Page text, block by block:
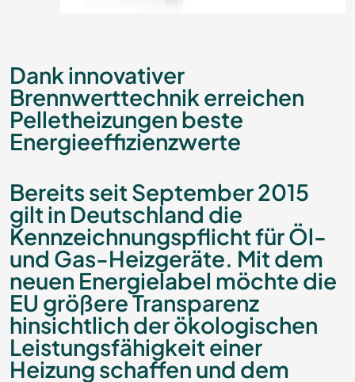
Dank innovativer
Brennwerttechnik erreichen
Pelletheizungen beste
Energieeffizienzwerte
Bereits seit September 2015
gilt in Deutschland die
Kennzeichnungspflicht für Öl-
und Gas-Heizgeräte. Mit dem
neuen Energielabel möchte die
EU größere Transparenz
hinsichtlich der ökologischen
Leistungsfähigkeit einer
Heizung schaffen und dem